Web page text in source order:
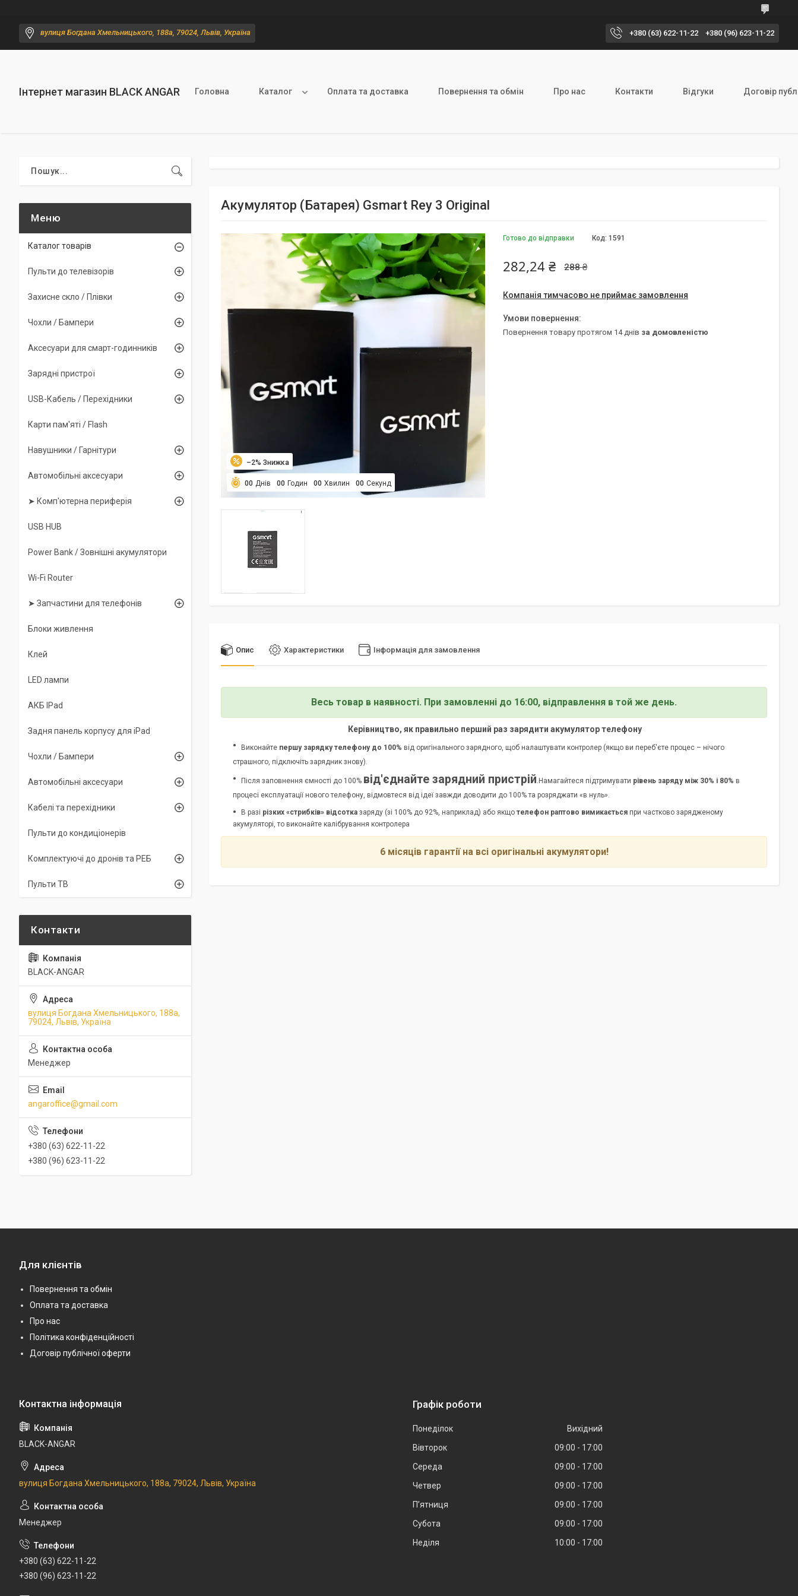
вулиця Богдана Хмельницького, 188а, 79024, Львів, Україна +380 (63) 622-11-22 +380 (96) 623-11-22
Інтернет магазин BLACK ANGAR Головна Каталог Оплата та доставка Повернення та обмін Про нас Контакти Відгуки Договір
Акумулятор (Батарея) Gsmart Rey 3 Original
–2%
00 Днів 00 Годин 00 Хвилин 00 Секунд
Готово до відправки Код: 1591
288 ₴
282,24 ₴
Компанія тимчасово не приймає замовлення
повернення товару протягом 14 днів за домовленістю
Опис Характеристики Інформація для замовлення
Весь товар в наявності. При замовленні до 16:00, відправлення в той же день.
Керівництво, як правильно перший раз зарядити акумулятор телефону
Виконайте першу зарядку телефону до 100% від оригінального зарядного, щоб налаштувати контролер (якщо ви переб'єте процес – нічого
страшного, підключіть зарядник знову).
Після заповнення ємності до 100% від'єднайте зарядний пристрій. Намагайтеся підтримувати рівень заряду між 30% і 80% в
процесі експлуатації нового телефону, відмовтеся від ідеї завжди доводити до 100% та розряджати «в нуль».
В разі різких «стрибків» відсотка заряду (зі 100% до 92%, наприклад) або якщо телефон раптово вимикається при частково зарядженому
акумуляторі, то виконайте калібрування контролера
6 місяців гарантії на всі оригінальні акумулятори!
Каталог товарів
Пульти до телевізорів
Захисне скло / Плівки
Чохли / Бампери
Аксесуари для смарт-годинників
Зарядні пристрої
USB-Кабель / Перехідники
Карти пам'яті / Flash
Навушники / Гарнітури
Автомобільні аксесуари
➤ Комп'ютерна периферія
USB HUB
Power Bank / Зовнішні акумулятори
Wi-Fi Router
➤ Запчастини для телефонів
Блоки живлення
Клей
LED лампи
АКБ IPad
Задня панель корпусу для iPad
Чохли / Бампери
Автомобільні аксесуари
Кабелі та перехідники
Пульти до кондиціонерів
Комплектуючі до дронів та РЕБ
Пульти ТВ
BLACK-ANGAR
вулиця Богдана Хмельницького, 188а,
79024, Львів, Україна
Менеджер
angaroffice@gmail.com
+380 (63) 622-11-22
+380 (96) 623-11-22
Для клієнтів
Повернення та обмін
Оплата та доставка
Про нас
Політика конфіденційності
Договір публічної оферти
BLACK-ANGAR
вулиця Богдана Хмельницького, 188а, 79024, Львів, Україна
Менеджер
+380 (63) 622-11-22
+380 (96) 623-11-22
Графік роботи
Понеділок
Вихідний
Вівторок
09:00
17:00
Середа
09:00
17:00
Четвер
09:00
17:00
Пʼятниця
09:00
17:00
Субота
09:00
17:00
Неділя
10:00 17:00